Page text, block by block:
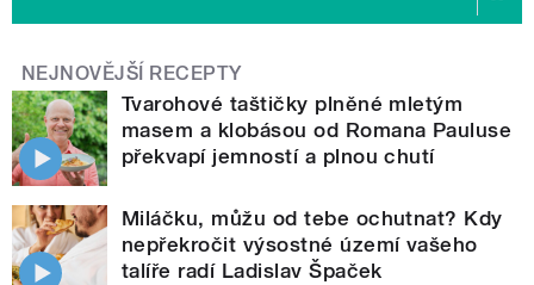
NEJNOVĚJŠÍ RECEPTY
Tvarohové taštičky plněné mletým
masem a klobásou od Romana Pauluse
překvapí jemností a plnou chutí
Miláčku, můžu od tebe ochutnat? Kdy
nepřekročit výsostné území vašeho
talíře radí Ladislav Špaček